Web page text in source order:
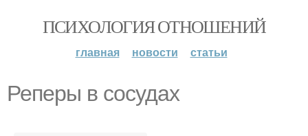
ПСИХОЛОГИЯ ОТНОШЕНИЙ
главная новости статьи
Реперы в сосудах